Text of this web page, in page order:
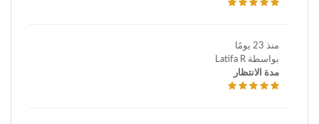
منذ 23 يومًا
بواسطة Latifa R
مدة الانتظار